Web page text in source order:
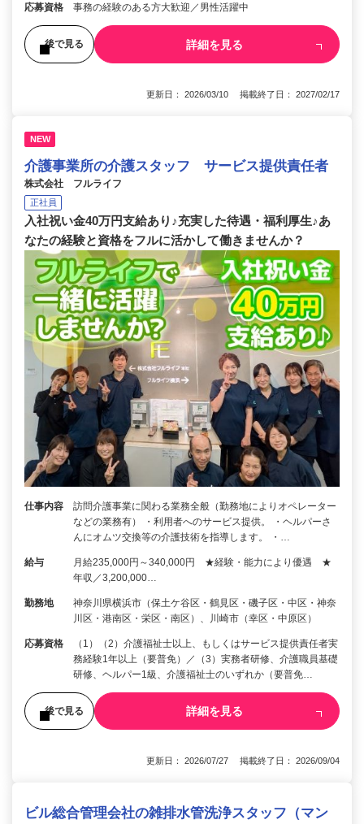
応募資格 事務の経験のある方大歓迎／男性活躍中
後で見る 詳細を見る
更新日： 2026/03/10 掲載終了日： 2027/02/17
NEW
介護事業所の介護スタッフ サービス提供責任者
株式会社 フルライフ
正社員
入社祝い金40万円支給あり♪充実した待遇・福利厚生♪あ
なたの経験と資格をフルに活かして働きませんか？
仕事内容
訪問介護事業に関わる業務全般（勤務地によりオペレーター
などの業務有） ・利用者へのサービス提供。 ・ヘルパーさ
んにオムツ交換等の介護技術を指導します。 ・…
給与
月給235,000円～340,000円 ★経験・能力により優遇 ★
年収／3,200,000…
勤務地
神奈川県横浜市（保土ケ谷区・鶴見区・磯子区・中区・神奈
川区・港南区・栄区・南区）、川崎市（幸区・中原区）
応募資格
（1）（2）介護福祉士以上、もしくはサービス提供責任者実
務経験1年以上（要普免）／（3）実務者研修、介護職員基礎
研修、ヘルパー1級、介護福祉士のいずれか（要普免…
後で見る 詳細を見る
更新日： 2026/07/27 掲載終了日： 2026/09/04
ビル総合管理会社の雑排水管洗浄スタッフ（マン